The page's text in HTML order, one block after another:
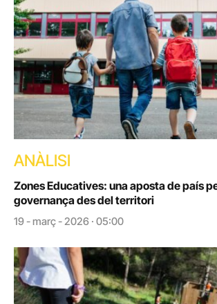
ANÀLISI
Zones Educatives: una aposta de país
governança des del territori
19 - març - 2026 · 05:00